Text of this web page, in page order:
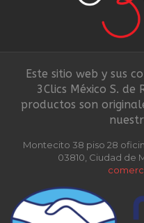
Este sitio web y sus
3Clics México S. de
productos son
Montecito 38 piso 28
03810, Ciudad de